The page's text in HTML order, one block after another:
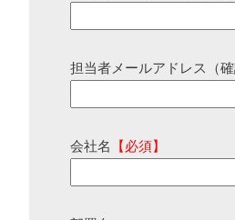
担当者メールアドレス（確
会社名 【必須】